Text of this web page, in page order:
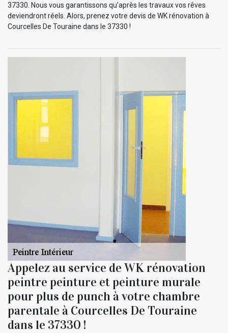
37330. Nous vous garantissons qu’après les travaux vos rêves
deviendront réels. Alors, prenez votre devis de WK rénovation à
Courcelles De Touraine dans le 37330 !
Appelez au service de WK rénovation
peintre peinture et peinture murale
pour plus de punch à votre chambre
parentale à Courcelles De Touraine
dans le 37330 !